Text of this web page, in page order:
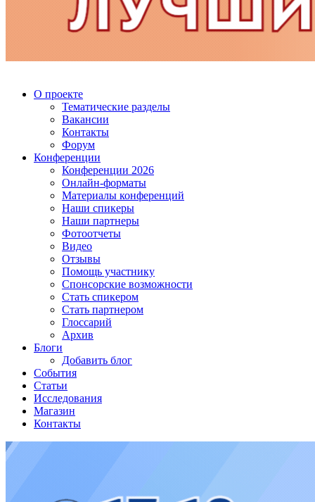
О проекте
Тематические разделы
Вакансии
Контакты
Форум
Конференции
Конференции 2026
Онлайн-форматы
Материалы конференций
Наши спикеры
Наши партнеры
Фотоотчеты
Видео
Отзывы
Помощь участнику
Спонсорские возможности
Стать спикером
Стать партнером
Глоссарий
Архив
Блоги
Добавить блог
События
Статьи
Исследования
Магазин
Контакты